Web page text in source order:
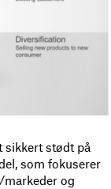
sikkert stødt på
som fokuserer
markeder og